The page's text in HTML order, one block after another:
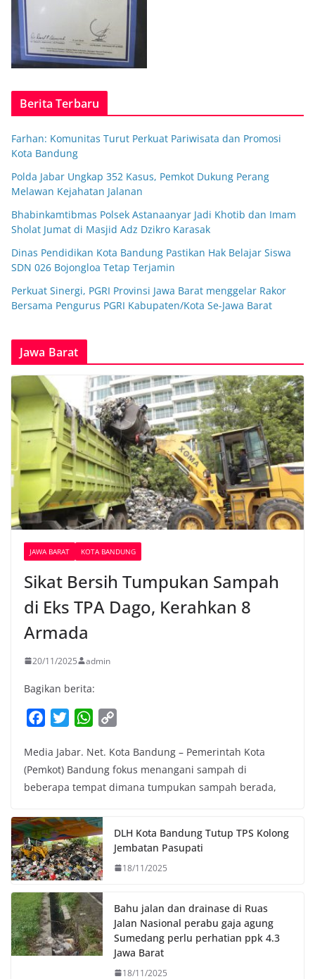
Berita Terbaru
Farhan: Komunitas Turut Perkuat Pariwisata dan Promosi
Kota Bandung
Polda Jabar Ungkap 352 Kasus, Pemkot Dukung Perang
Melawan Kejahatan Jalanan
Bhabinkamtibmas Polsek Astanaanyar Jadi Khotib dan Imam
Sholat Jumat di Masjid Adz Dzikro Karasak
Dinas Pendidikan Kota Bandung Pastikan Hak Belajar Siswa
SDN 026 Bojongloa Tetap Terjamin
Perkuat Sinergi, PGRI Provinsi Jawa Barat menggelar Rakor
Bersama Pengurus PGRI Kabupaten/Kota Se-Jawa Barat
Jawa Barat
JAWA BARAT KOTA BANDUNG
Sikat Bersih Tumpukan Sampah
di Eks TPA Dago, Kerahkan 8
Armada
20/11/2025 admin
Bagikan berita:
c
e
b
o
k
i
t
t
r
W
a
t
s
p
p
p
y
L
n
k
Media Jabar. Net. Kota Bandung – Pemerintah Kota
(Pemkot) Bandung fokus menangani sampah di
beberapa tempat dimana tumpukan sampah berada,
DLH Kota Bandung Tutup TPS Kolong
Jembatan Pasupati
18/11/2025
Bahu jalan dan drainase di Ruas
Jalan Nasional perabu gaja agung
Sumedang perlu perhatian ppk 4.3
Jawa Barat
18/11/2025